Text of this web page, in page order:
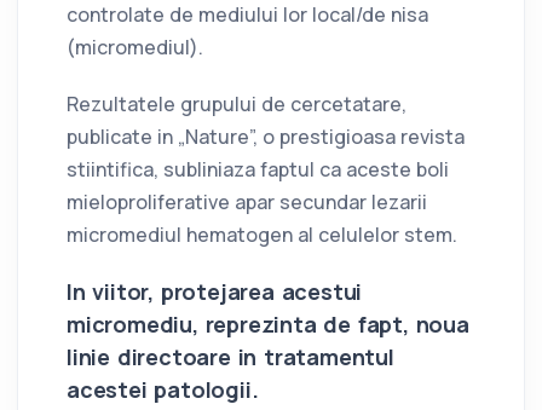
controlate de mediului lor local/de nisa
(micromediul).
Rezultatele grupului de cercetatare,
publicate in „Nature”, o prestigioasa revista
stiintifica, subliniaza faptul ca aceste boli
mieloproliferative apar secundar lezarii
micromediul hematogen al celulelor stem.
In viitor, protejarea acestui
micromediu, reprezinta de fapt, noua
linie directoare in tratamentul
acestei patologii.